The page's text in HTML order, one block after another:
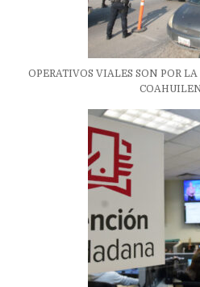
OPERATIVOS VIALES SON POR